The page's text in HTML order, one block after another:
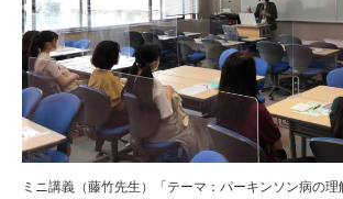
ミニ講義（藤竹先生）「テーマ：パーキンソン病の理